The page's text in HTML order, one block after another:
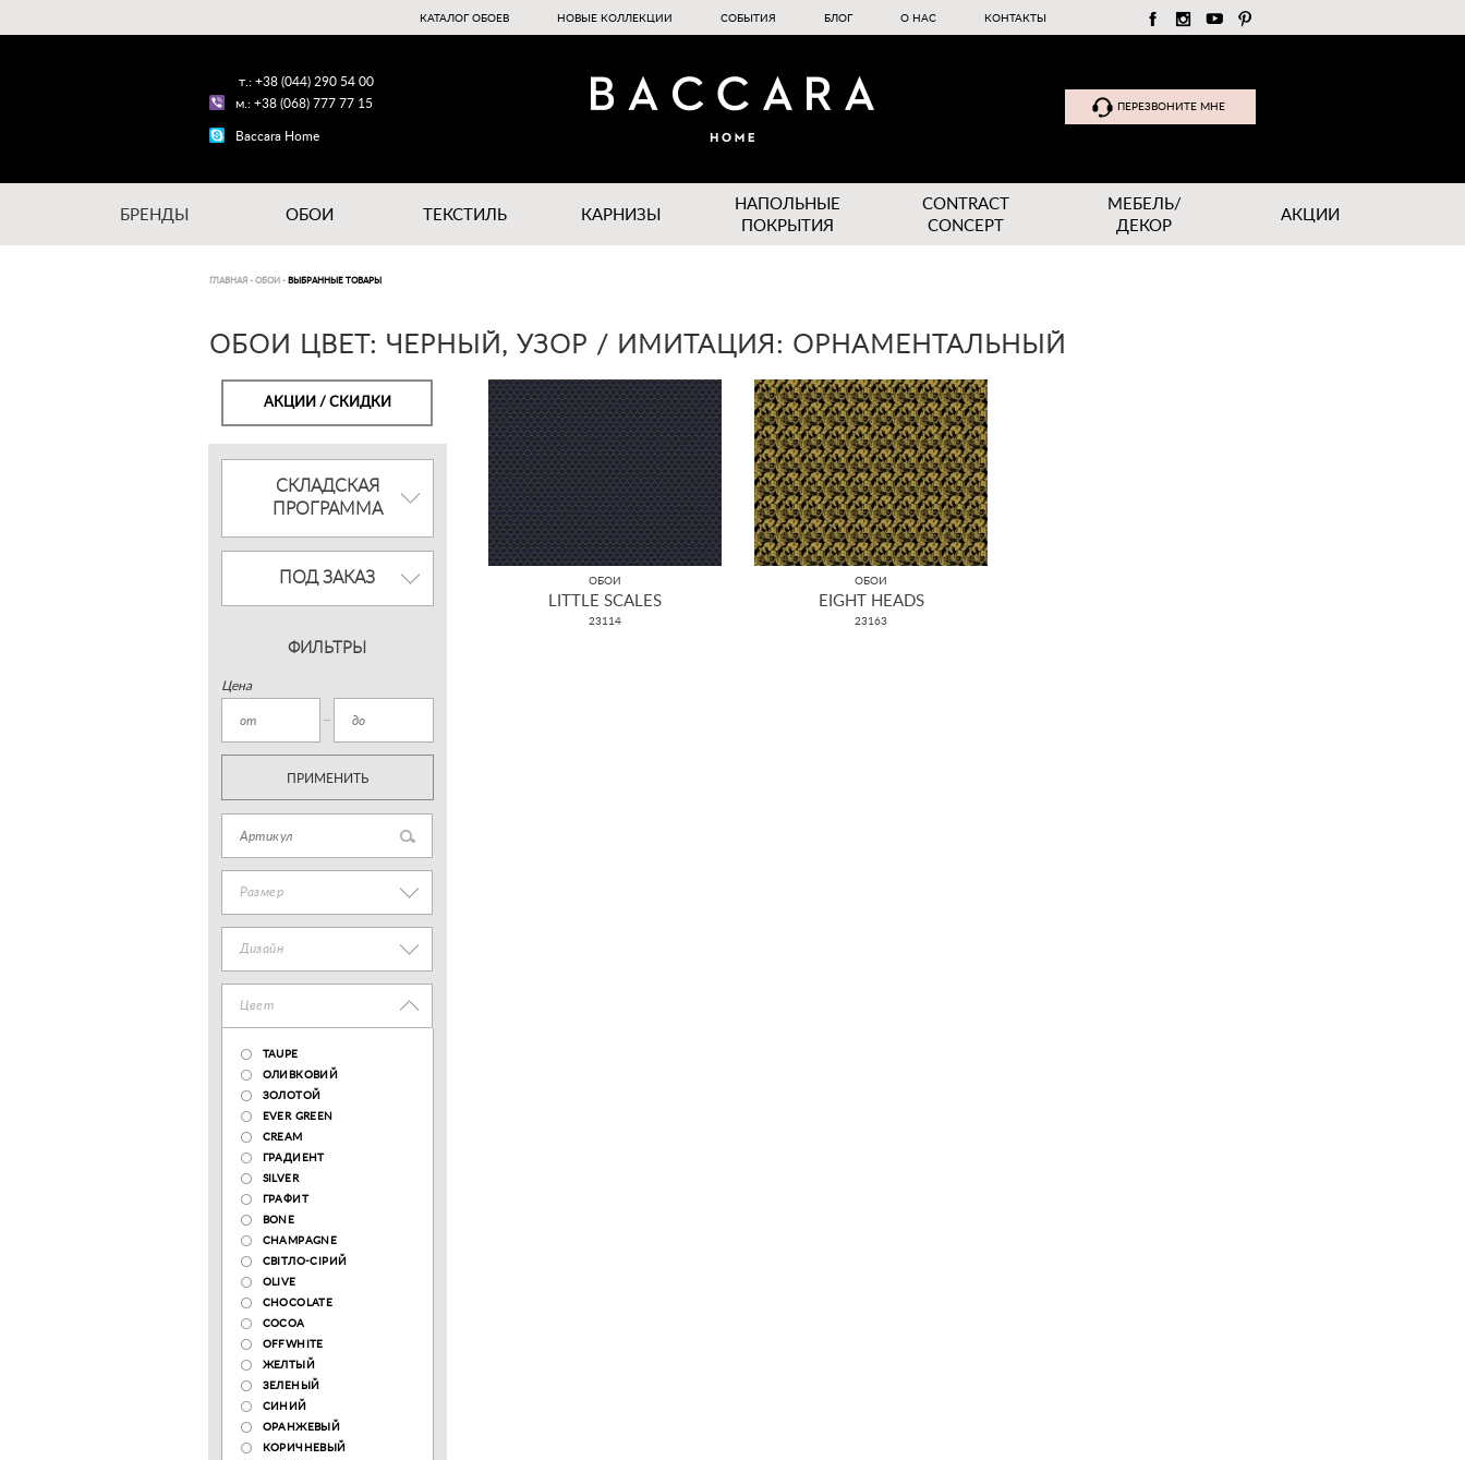
КАТАЛОГ ОБОЕВ НОВЫЕ КОЛЛЕКЦИИ СОБЫТИЯ БЛОГ О НАС КОНТАКТЫ
т.: +38 (044) 290 54 00
м.: +38 (068) 777 77 15
Baccara Home
ПЕРЕЗВОНИТЕ МНЕ
БРЕНДЫ ОБОИ ТЕКСТИЛЬ КАРНИЗЫ
НАПОЛЬНЫЕ
ПОКРЫТИЯ
CONTRACT
CONCEPT
МЕБЕЛЬ/
ДЕКОР
АКЦИИ
ГЛАВНАЯ - ОБОИ - ВЫБРАННЫЕ ТОВАРЫ
ОБОИ ЦВЕТ: ЧЕРНЫЙ, УЗОР / ИМИТАЦИЯ: ОРНАМЕНТАЛЬНЫЙ
АКЦИИ / СКИДКИ
СКЛАДСКАЯ
ПРОГРАММА
ПОД ЗАКАЗ
ФИЛЬТРЫ
Цена
ПРИМЕНИТЬ
Размер
Дизайн
Цвет
TAUPE
ОЛИВКОВИЙ
ЗОЛОТОЙ
EVER GREEN
CREAM
ГРАДИЕНТ
SILVER
ГРАФИТ
BONE
CHAMPAGNE
СВІТЛО-СІРИЙ
OLIVE
CHOCOLATE
COCOA
OFFWHITE
ЖЕЛТЫЙ
ЗЕЛЕНЫЙ
СИНИЙ
ОРАНЖЕВЫЙ
КОРИЧНЕВЫЙ
ОБОИ
LITTLE SCALES
23114
ОБОИ
EIGHT HEADS
23163